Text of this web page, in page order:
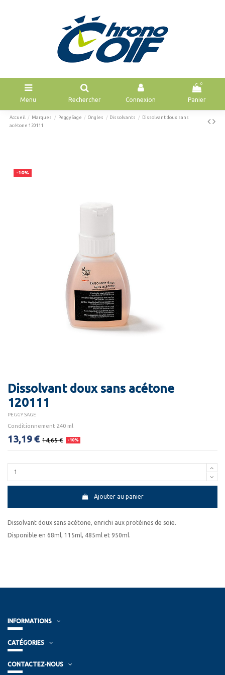
Menu Rechercher Connexion
0
Panier
Accueil Marques Peggy Sage Ongles Dissolvants
Dissolvant doux sans
acétone 120111
-10%
Dissolvant doux sans acétone
120111
PEGGY SAGE
Conditionnement 240 ml
13,19 € 14,65 € -10%
Ajouter au panier
Dissolvant doux sans acétone, enrichi aux protéines de soie.
Disponible en 68ml, 115ml, 485ml et 950ml.
INFORMATIONS
CATÉGORIES
CONTACTEZ-NOUS